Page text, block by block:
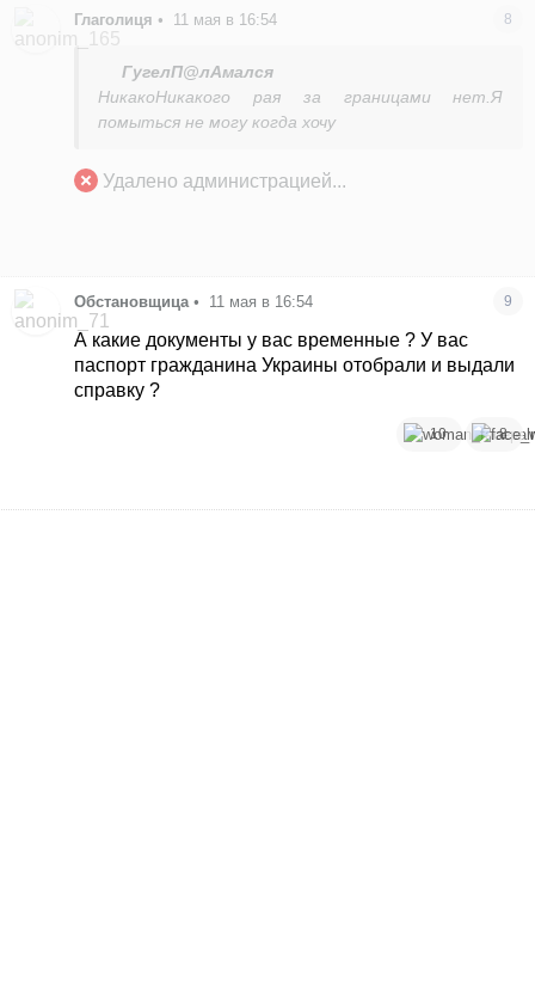
Глаголиця • 11 мая в 16:54 8
ГугелП@лАмался
НикакоНикакого рая за границами нет.Я
помыться не могу когда хочу
Удалено администрацией...
Обстановщица • 11 мая в 16:54 9
А какие документы у вас временные ? У вас
паспорт гражданина Украины отобрали и выдали
справку ?
10 8